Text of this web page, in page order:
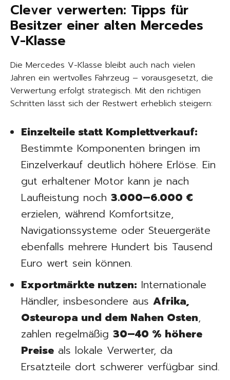
Clever verwerten: Tipps für
Besitzer einer alten Mercedes
V-Klasse
Die Mercedes V-Klasse bleibt auch nach vielen
Jahren ein wertvolles Fahrzeug – vorausgesetzt, die
Verwertung erfolgt strategisch. Mit den richtigen
Schritten lässt sich der Restwert erheblich steigern:
Einzelteile statt Komplettverkauf:
Bestimmte Komponenten bringen im
Einzelverkauf deutlich höhere Erlöse. Ein
gut erhaltener Motor kann je nach
Laufleistung noch 3.000–6.000 €
erzielen, während Komfortsitze,
Navigationssysteme oder Steuergeräte
ebenfalls mehrere Hundert bis Tausend
Euro wert sein können.
Exportmärkte nutzen: Internationale
Händler, insbesondere aus Afrika,
Osteuropa und dem Nahen Osten,
zahlen regelmäßig 30–40 % höhere
Preise als lokale Verwerter, da
Ersatzteile dort schwerer verfügbar sind.